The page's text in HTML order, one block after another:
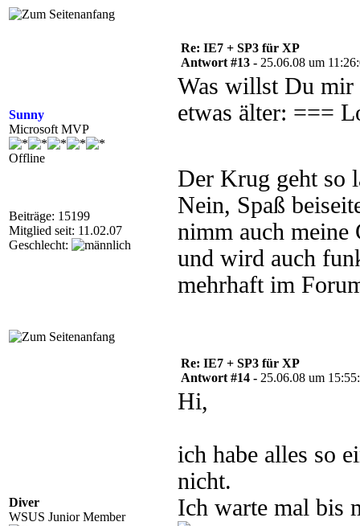
Sunny
Microsoft MVP
Offline
Beiträge: 15199
Mitglied seit: 11.02.07
Geschlecht:
Re: IE7 + SP3 für XP
Antwort #13 - 25.06.08 um
Was willst Du mir
etwas älter: ===
Der Krug geht so
Nein, Spaß
nimm auch meine
und wird auch
mehrhaft im
Diver
WSUS Junior Member
Re: IE7 + SP3 für XP
Antwort #14 - 25.06.08 um
Hi,
ich habe alles so
nicht.
Ich warte mal bis